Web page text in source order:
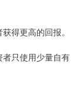
得更高的回报。
只使用少量自有